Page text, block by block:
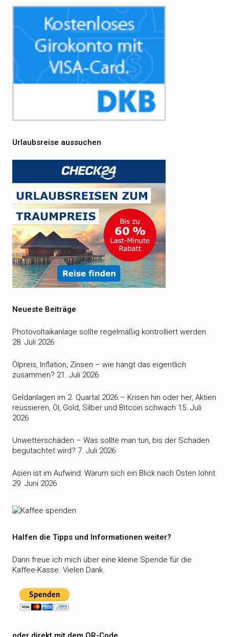
Urlaubsreise aussuchen
Neueste Beiträge
Photovoltaikanlage sollte regelmäßig kontrolliert werden
28. Juli 2026
Ölpreis, Inflation, Zinsen – wie hängt das eigentlich
zusammen? 21. Juli 2026
Geldanlagen im 2. Quartal 2026 – Krisen hin oder her, Aktien
reüssieren, Öl, Gold, Silber und Bitcoin schwach 15. Juli
2026
Unwetterschäden – Was sollte man tun, bis der Schaden
begutachtet wird? 7. Juli 2026
Asien ist im Aufwind: Warum sich ein Blick nach Osten lohnt
29. Juni 2026
Halfen die Tipps und Informationen weiter?
Dann freue ich mich über eine kleine Spende für die
Kaffee-Kasse. Vielen Dank.